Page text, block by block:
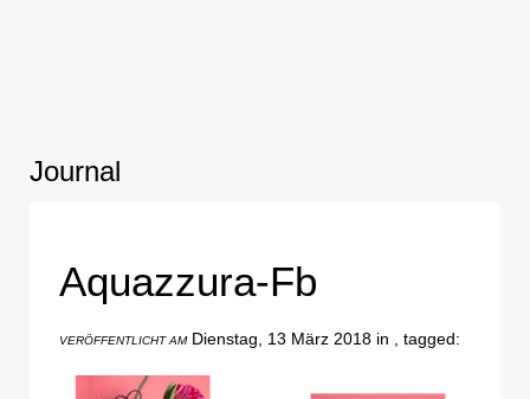
Journal
Aquazzura-Fb
VERÖFFENTLICHT AMDienstag, 13 März 2018 in , tagged: